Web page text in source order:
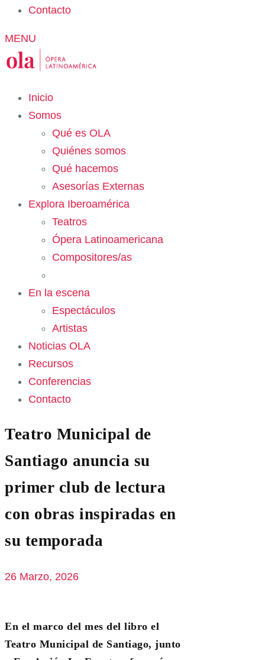
Contacto
MENU
Inicio
Somos
Qué es OLA
Quiénes somos
Qué hacemos
Asesorías Externas
Explora Iberoamérica
Teatros
Ópera Latinoamericana
Compositores/as
En la escena
Espectáculos
Artistas
Noticias OLA
Recursos
Conferencias
Contacto
Teatro Municipal de
Santiago anuncia su
primer club de lectura
con obras inspiradas en
su temporada
26 Marzo, 2026
En el marco del mes del libro el
Teatro Municipal de Santiago, junto